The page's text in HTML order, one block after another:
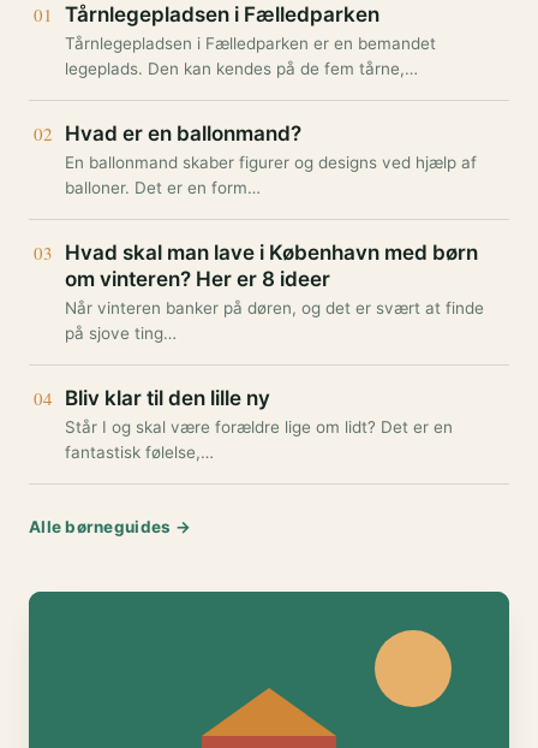
Tårnlegepladsen i Fælledparken
Tårnlegepladsen i Fælledparken er en bemandet
legeplads. Den kan kendes på de fem tårne,…
Hvad er en ballonmand?
En ballonmand skaber figurer og designs ved hjælp af
balloner. Det er en form…
Hvad skal man lave i København med børn
om vinteren? Her er 8 ideer
Når vinteren banker på døren, og det er svært at finde
på sjove ting…
Bliv klar til den lille ny
Står I og skal være forældre lige om lidt? Det er en
fantastisk følelse,…
Alle børneguides →